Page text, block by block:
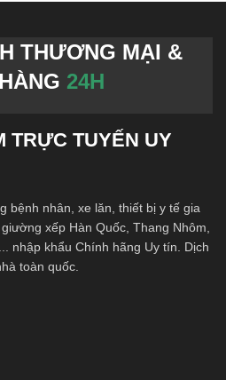
THƯƠNG MẠI &
24H
TRỰC TUYẾN UY
bệnh nhân, xe lăn, thiết bị y tế gia
xếp Hàn Quốc, Thang Nhôm,
nhập khẩu Chính hãng Uy tín. Dịch
toàn quốc.